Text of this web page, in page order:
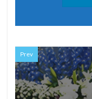
Prev